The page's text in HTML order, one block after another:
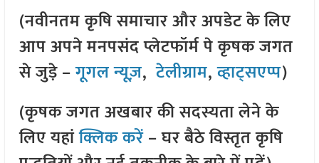
(नवीनतम कृषि समाचार और अपडेट के लिए
आप अपने मनपसंद प्लेटफॉर्म पे कृषक जगत
से जुड़े –गूगल न्यूज़,टेलीग्राम,व्हाट्सएप्प)
(कृषक जगत अखबार की सदस्यता लेने के
लिए यहांक्लिक करें– घर बैठे विस्तृत कृषि